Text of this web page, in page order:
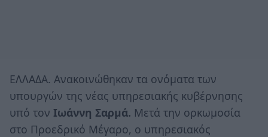
ΕΛΛΑΔΑ. Ανακοινώθηκαν τα ονόματα των
υπουργών της νέας υπηρεσιακής κυβέρνησης
υπό τον Ιωάννη Σαρμά. Μετά την ορκωμοσία
στο Προεδρικό Μέγαρο, ο υπηρεσιακός